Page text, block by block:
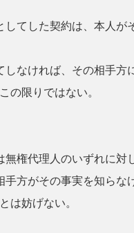
てした契約は、本人が
なければ、その相手方
の限りではない。
権代理人のいずれに対
方がその事実を知らな
は妨げない。